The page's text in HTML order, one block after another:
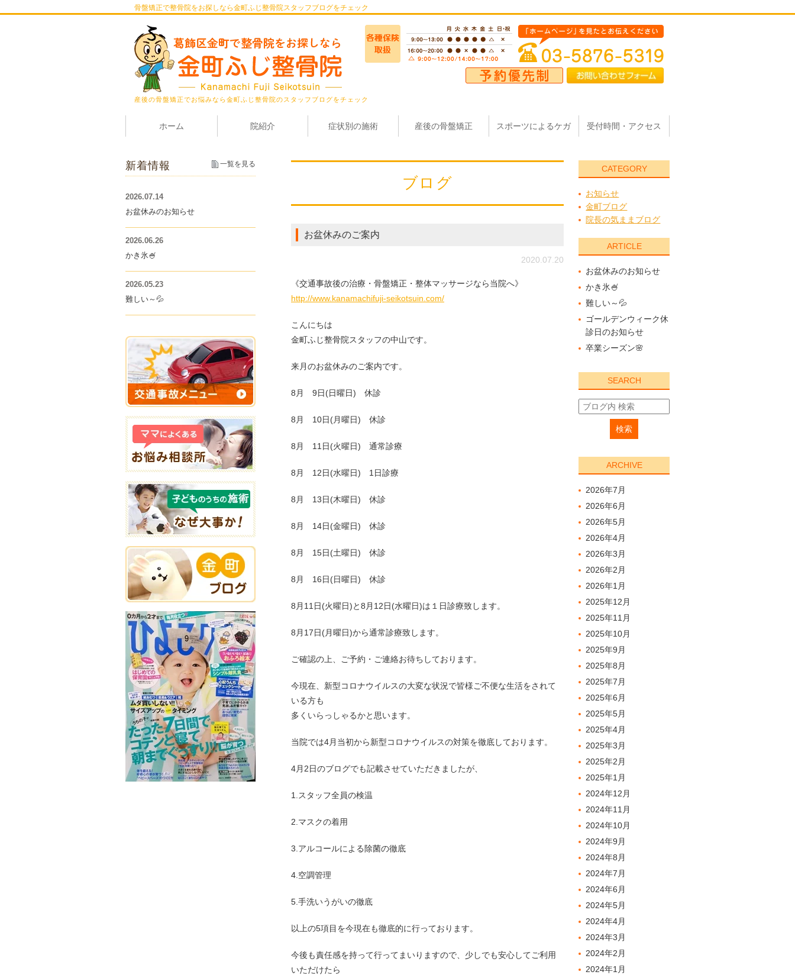
骨盤矯正で整骨院をお探しなら金町ふじ整骨院スタッフブログをチェック
産後の骨盤矯正でお悩みなら金町ふじ整骨院のスタッフブログをチェック
ホーム 院紹介 症状別の施術 産後の骨盤矯正 スポーツによるケガ 受付時間・アクセス
ブログ
お盆休みのご案内
2020.07.20
《交通事故後の治療・骨盤矯正・整体マッサージなら当院へ》
http://www.kanamachifuji-seikotsuin.com/
こんにちは
金町ふじ整骨院スタッフの中山です。
来月のお盆休みのご案内です。
8月 9日(日曜日) 休診
8月 10日(月曜日) 休診
8月 11日(火曜日) 通常診療
8月 12日(水曜日) 1日診療
8月 13日(木曜日) 休診
8月 14日(金曜日) 休診
8月 15日(土曜日) 休診
8月 16日(日曜日) 休診
8月11日(火曜日)と8月12日(水曜日)は１日診療致します。
8月17日(月曜日)から通常診療致します。
ご確認の上、ご予約・ご連絡お待ちしております。
今現在、新型コロナウイルスの大変な状況で皆様ご不便な生活をされて
いる方も
多くいらっしゃるかと思います。
当院では4月当初から新型コロナウイルスの対策を徹底しております。
4月2日のブログでも記載させていただきましたが、
1.スタッフ全員の検温
2.マスクの着用
3.アルコールによる除菌の徹底
4.空調管理
5.手洗いうがいの徹底
以上の5項目を今現在も徹底的に行っております。
今後も責任感を持って行ってまいりますので、少しでも安心してご利用
いただけたら
CATEGORY
お知らせ
金町ブログ
院長の気ままブログ
ARTICLE
お盆休みのお知らせ
かき氷🍧
難しい～💦
ゴールデンウィーク休
診日のお知らせ
卒業シーズン🌸
SEARCH
ARCHIVE
2026年7月
2026年6月
2026年5月
2026年4月
2026年3月
2026年2月
2026年1月
2025年12月
2025年11月
2025年10月
2025年9月
2025年8月
2025年7月
2025年6月
2025年5月
2025年4月
2025年3月
2025年2月
2025年1月
2024年12月
2024年11月
2024年10月
2024年9月
2024年8月
2024年7月
2024年6月
2024年5月
2024年4月
2024年3月
2024年2月
2024年1月
新着情報 一覧を見る
2026.07.14
お盆休みのお知らせ
2026.06.26
かき氷🍧
2026.05.23
難しい～💦